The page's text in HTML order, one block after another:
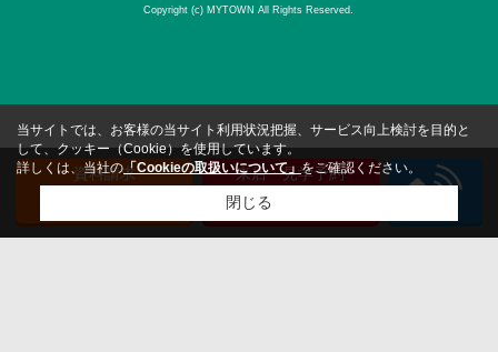
Copyright (c) MYTOWN All Rights Reserved.
資料請求
来店・見学予約
（無料）
当サイトでは、お客様の当サイト利用状況把握、サービス向上検討を目的と
して、クッキー（Cookie）を使用しています。
詳しくは、当社の「Cookieの取扱いについて」をご確認ください。
閉じる